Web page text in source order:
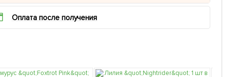
Оплата после получения